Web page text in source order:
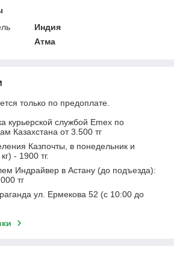
Индия
Атма
только по предоплате.
курьерской службой Emex по
Казахстана от 3.500 тг
Казпочты, в понедельник и
- 1900 тг.
Индрайвер в Астану (до подъезда):
тг
ул. Ермекова 52 (с 10:00 до